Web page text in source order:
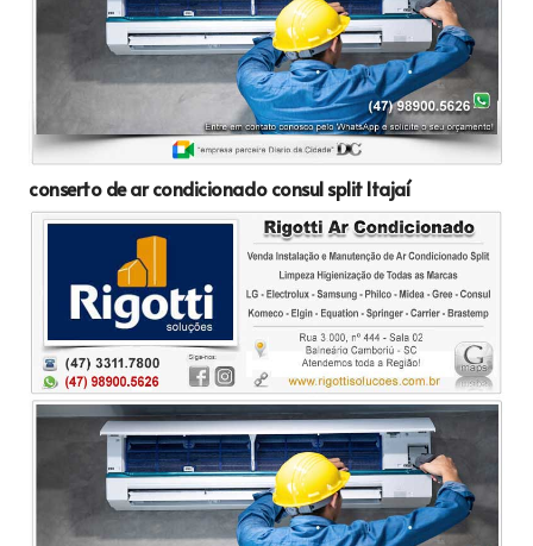
conserto de ar condicionado consul split Itajaí